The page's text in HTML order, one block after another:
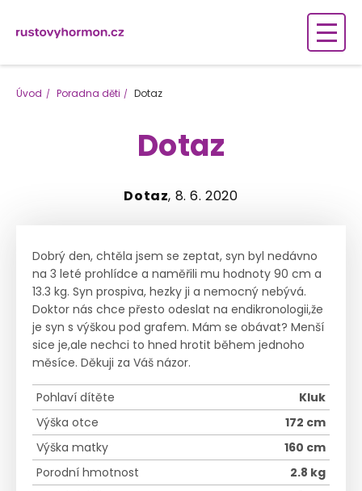
Úvod Poradna děti Dotaz
Dotaz
Dotaz, 8. 6. 2020
Dobrý den, chtěla jsem se zeptat, syn byl nedávno
na 3 leté prohlídce a naměřili mu hodnoty 90 cm a
13.3 kg. Syn prospiva, hezky ji a nemocný nebývá.
Doktor nás chce přesto odeslat na endikronologii,že
je syn s výškou pod grafem. Mám se obávat? Menší
sice je,ale nechci to hned hrotit během jednoho
měsíce. Děkuji za Váš názor.
Pohlaví dítěte
Kluk
Výška otce
172 cm
Výška matky
160 cm
Porodní hmotnost
2.8 kg